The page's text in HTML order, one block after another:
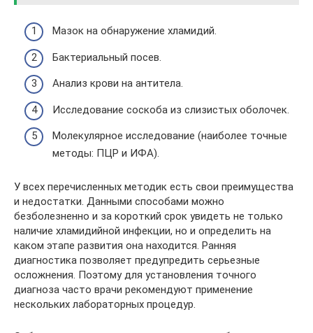
Мазок на обнаружение хламидий.
Бактериальный посев.
Анализ крови на антитела.
Исследование соскоба из слизистых оболочек.
Молекулярное исследование (наиболее точные
методы: ПЦР и ИФА).
У всех перечисленных методик есть свои преимущества
и недостатки. Данными способами можно
безболезненно и за короткий срок увидеть не только
наличие хламидийной инфекции, но и определить на
каком этапе развития она находится. Ранняя
диагностика позволяет предупредить серьезные
осложнения. Поэтому для установления точного
диагноза часто врачи рекомендуют применение
нескольких лабораторных процедур.